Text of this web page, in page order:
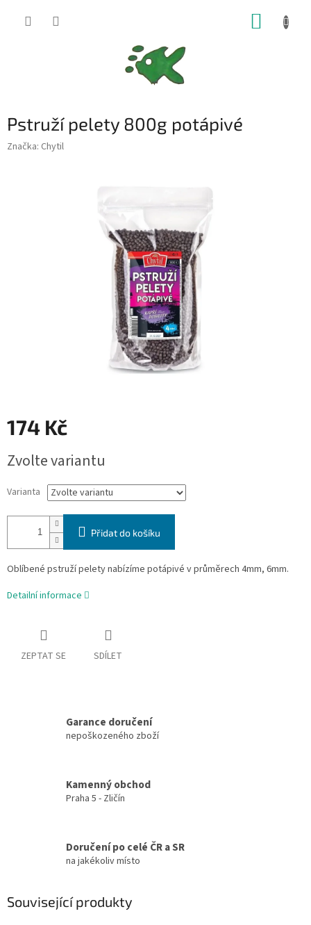
Pstruží pelety 800g potápivé
Značka: Chytil
174 Kč
cena:
Zvolte variantu
Varianta
Přidat do košíku
Oblíbené pstruží pelety nabízíme potápivé v průměrech 4mm, 6mm.
Detailní informace
ZEPTAT SE SDÍLET
Garance doručení
nepoškozeného zboží
Kamenný obchod
Praha 5 - Zličín
Doručení po celé ČR a SR
na jakékoliv místo
Související produkty